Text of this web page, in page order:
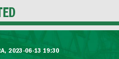
2023-06-13 19:30